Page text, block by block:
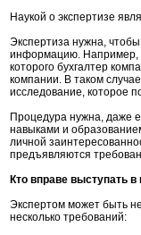
Наукой о экспертизе
Экспертиза нужна,
информацию. Например,
которого бухгалтер
компании. В таком
исследование, которое
Процедура нужна, даже
навыками и
личной
предъявляются
Кто вправе выступать в
Экспертом может быть
несколько требований: